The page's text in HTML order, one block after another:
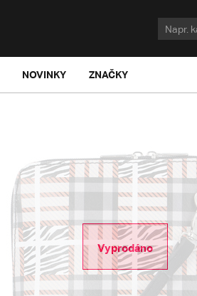
NOVINKY ZNAČKY
Vyprodáno